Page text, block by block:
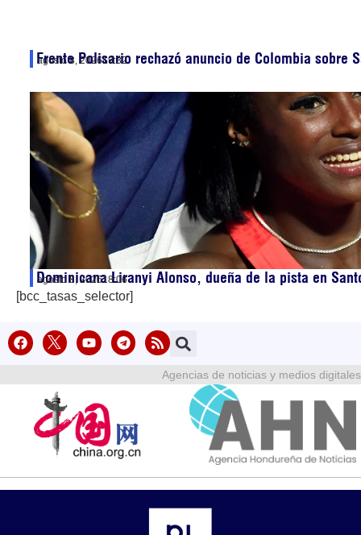
Frente Polisario rechazó anuncio de Colombia sobre
agosto 8, 202619:32
Dominicana Liranyi Alonso, dueña de la pista en
agosto 8, 202618:06
[bcc_tasas_selector]
Agencias de noticias y medios digitales